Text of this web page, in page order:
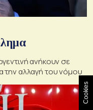
ανήκουν σε
την αλλαγή του νόμου
Cookies